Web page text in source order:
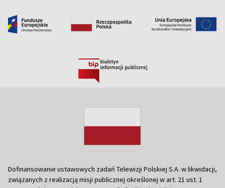
Dofinansowanie ustawowych zadań Telewizji Polskiej S.A. w likwidacji,
związanych z realizacją misji publicznej określonej w art. 21 ust. 1